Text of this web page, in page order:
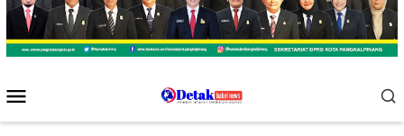
Mobile